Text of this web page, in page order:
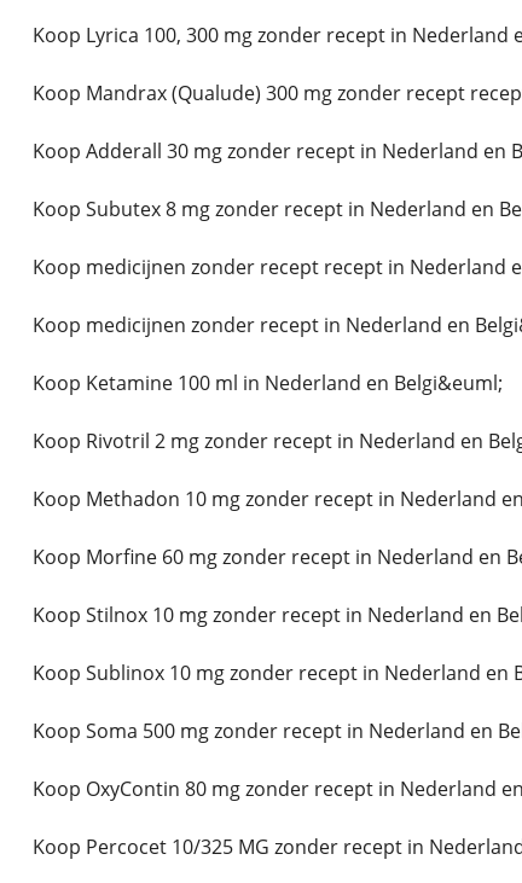
Koop Lyrica 100, 300 mg zonder recept in Nederland
Koop Mandrax (Qualude) 300 mg zonder recept
Koop Adderall 30 mg zonder recept in Nederland en
Koop Subutex 8 mg zonder recept in Nederland en
Koop medicijnen zonder recept recept in Nederland
Koop medicijnen zonder recept in Nederland en
Koop Ketamine 100 ml in Nederland en Belgi&euml;
Koop Rivotril 2 mg zonder recept in Nederland en
Koop Methadon 10 mg zonder recept in Nederland
Koop Morfine 60 mg zonder recept in Nederland en
Koop Stilnox 10 mg zonder recept in Nederland en
Koop Sublinox 10 mg zonder recept in Nederland en
Koop Soma 500 mg zonder recept in Nederland en
Koop OxyContin 80 mg zonder recept in Nederland
Koop Percocet 10/325 MG zonder recept in